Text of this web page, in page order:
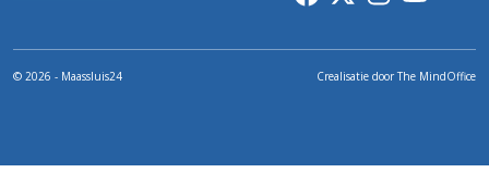
© 2026 - Maassluis24 Crealisatie doorThe MindOffice